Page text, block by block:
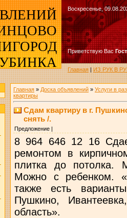
Воскресенье,
Приветствую Вас
Главная|ИЗ РУК В
Главная» Доска объявлений» Услуги в
квартиры
Сдам квартиру в г.
снять /.
Предложение |
8 964 646 12 16
ремонтом в
плитка до потолка.
Можно с ребенком.
также есть
Пушкино,
область».